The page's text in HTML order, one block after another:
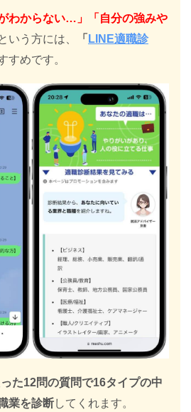
わからない…」「自分の強みや
いう方には、 「 LINE適職診
すめです。
た12問の質問で16タイプの中
業を診断してくれます。